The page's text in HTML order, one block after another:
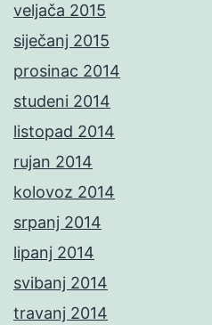
veljača 2015
siječanj 2015
prosinac 2014
studeni 2014
listopad 2014
rujan 2014
kolovoz 2014
srpanj 2014
lipanj 2014
svibanj 2014
travanj 2014